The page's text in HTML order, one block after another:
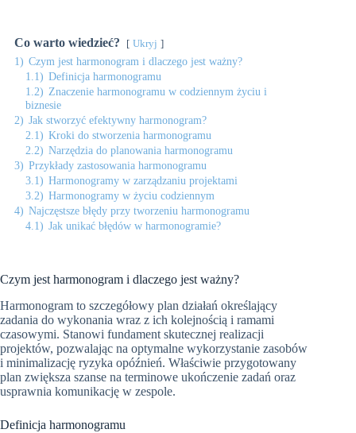
Co warto wiedzieć? Ukryj
1) Czym jest harmonogram i dlaczego jest ważny?
1.1) Definicja harmonogramu
1.2) Znaczenie harmonogramu w codziennym życiu i
biznesie
2) Jak stworzyć efektywny harmonogram?
2.1) Kroki do stworzenia harmonogramu
2.2) Narzędzia do planowania harmonogramu
3) Przykłady zastosowania harmonogramu
3.1) Harmonogramy w zarządzaniu projektami
3.2) Harmonogramy w życiu codziennym
4) Najczęstsze błędy przy tworzeniu harmonogramu
4.1) Jak unikać błędów w harmonogramie?
Czym jest harmonogram i dlaczego jest ważny?
Harmonogram to szczegółowy plan działań określający
zadania do wykonania wraz z ich kolejnością i ramami
czasowymi. Stanowi fundament skutecznej realizacji
projektów, pozwalając na optymalne wykorzystanie zasobów
i minimalizację ryzyka opóźnień. Właściwie przygotowany
plan zwiększa szanse na terminowe ukończenie zadań oraz
usprawnia komunikację w zespole.
Definicja harmonogramu